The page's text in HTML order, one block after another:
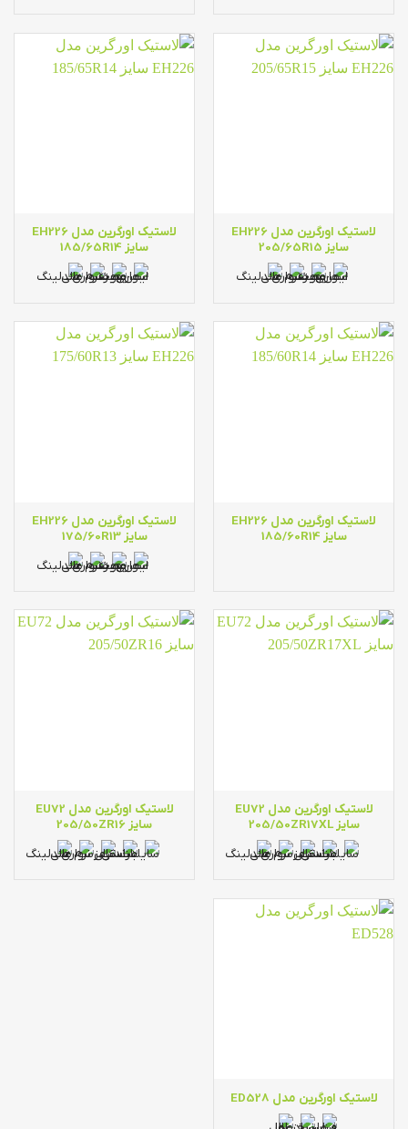
لاستیک اورگرین مدل EH226
سایز 205/65R15
لاستیک اورگرین مدل EH226
سایز 185/65R14
لاستیک اورگرین مدل EH226
سایز 185/60R14
لاستیک اورگرین مدل EH226
سایز 175/60R13
لاستیک اورگرین مدل EU72
سایز 205/50ZR17XL
لاستیک اورگرین مدل EU72
سایز 205/50ZR16
لاستیک اورگرین مدل ED528